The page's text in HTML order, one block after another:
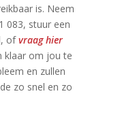
is.​ Neem
083, stuur een
ofvraag hier
klaar om jou te
en zullen
zo snel en zo